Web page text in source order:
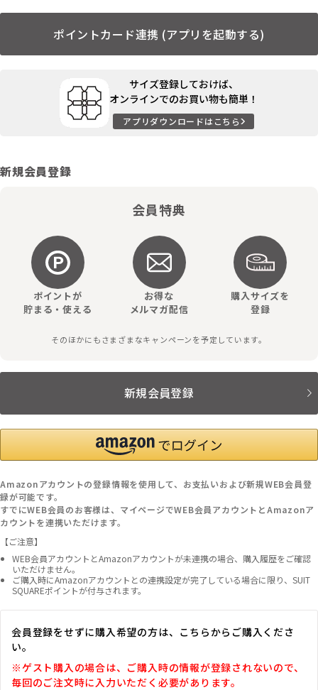
ポイントカード連携 (アプリを起動する)
サイズ登録しておけば、
オンラインでのお買い物も簡単！
アプリダウンロードはこちら
新規会員登録
会員特典
ポイントが
貯まる・使える
お得な
メルマガ配信
購入サイズを
登録
そのほかにもさまざまなキャンペーンを予定しています。
新規会員登録
Amazonアカウントの登録情報を使用して、お支払いおよび新規WEB会員登
録が可能です。
すでにWEB会員のお客様は、マイページでWEB会員アカウントとAmazonア
カウントを連携いただけます。
【ご注意】
WEB会員アカウントとAmazonアカウントが未連携の場合、購入履歴をご確認
いただけません。
ご購入時にAmazonアカウントとの連携設定が完了している場合に限り、SUIT
SQUAREポイントが付与されます。
会員登録をせずに購入希望の方は、こちらからご購入くださ
い。
※ゲスト購入の場合は、ご購入時の情報が登録されないので、
毎回のご注文時に入力いただく必要があります。